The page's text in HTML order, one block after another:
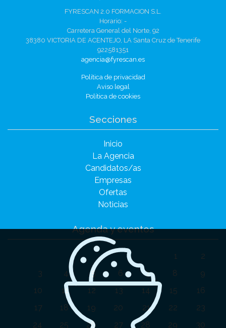
FYRESCAN 2.0 FORMACION S.L.
Horario: -
Carretera General del Norte, 92
38380 VICTORIA DE ACENTEJO, LA Santa Cruz de Tenerife
922581351
agencia@fyrescan.es
Política de privacidad
Aviso legal
Política de cookies
Secciones
Inicio
La Agencia
Candidatos/as
Empresas
Ofertas
Noticias
Agenda y eventos
1
2
3
4 5 6 7 8
9
10
11 12 13 14 15
16
17
18 19 20 21 22
23
24
25 26 27 28 29 30